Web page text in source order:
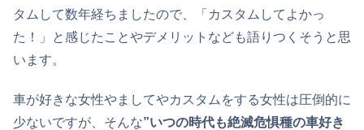
タムして数年経ちましたので、「カスタムしてよかっ
た！」と感じたことやデメリットなども語りつくそうと思
います。
車が好きな女性やましてやカスタムをする女性は圧倒的に
少ないですが、そんな”いつの時代も絶滅危惧種の車好き